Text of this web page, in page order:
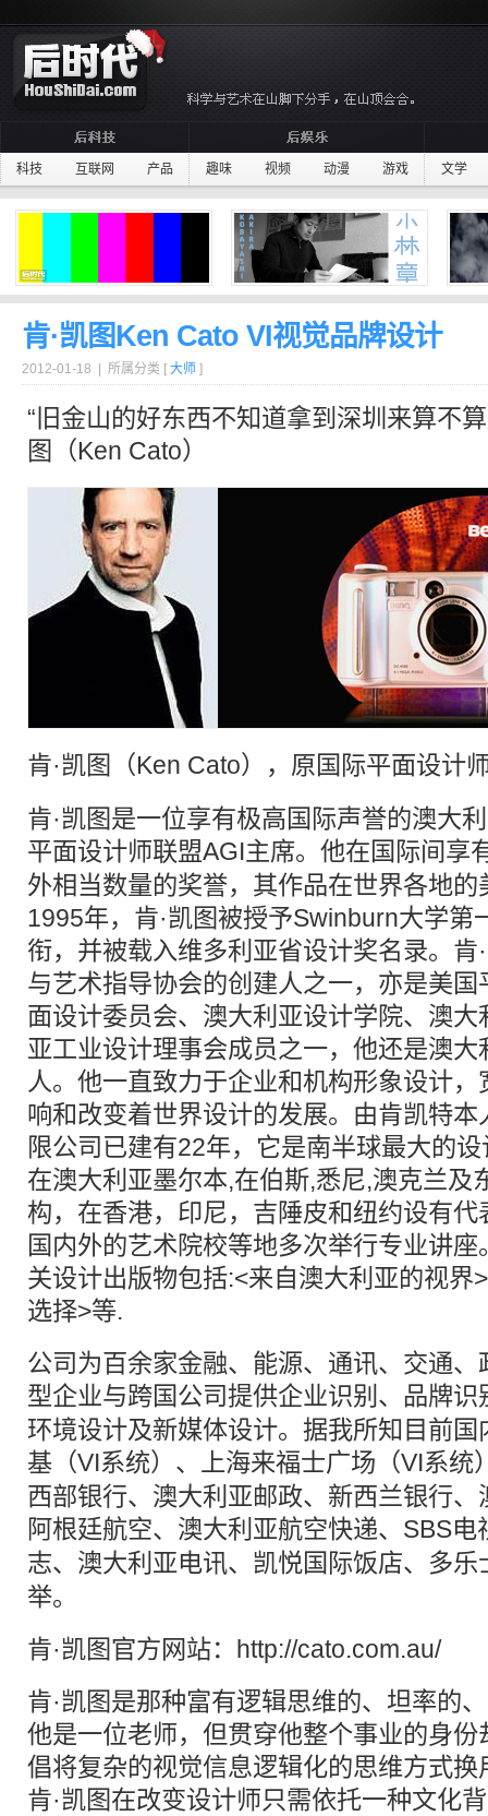
科技 互联网 产品 趣味 视频 动漫 游戏 文学
肯·凯图Ken Cato VI视觉品牌设计
2012-01-18 | 所属分类 [ 大师 ]
“旧金山的好东西不知道拿到深圳来算不
图（Ken Cato）
肯·凯图（Ken Cato），原国际平面设计
肯·凯图是一位享有极高国际声誉的澳大
平面设计师联盟AGI主席。他在国际间享
外相当数量的奖誉，其作品在世界各地
1995年，肯·凯图被授予Swinburn大学第
衔，并被载入维多利亚省设计奖名录。肯
与艺术指导协会的创建人之一，亦是美
面设计委员会、澳大利亚设计学院、澳
亚工业设计理事会成员之一，他还是澳
人。他一直致力于企业和机构形象设计
响和改变着世界设计的发展。由肯凯特
限公司已建有22年，它是南半球最大的
在澳大利亚墨尔本,在伯斯,悉尼,澳克兰及
构，在香港，印尼，吉陲皮和纽约设有
国内外的艺术院校等地多次举行专业讲
关设计出版物包括:<来自澳大利亚的视界
选择>等.
公司为百余家金融、能源、通讯、交通
型企业与跨国公司提供企业识别、 品牌识
环境设计及新媒体设计。据我所知目前
基（VI系统）、上海来福士广场（VI系统
西部银行、澳大利亚邮政、新西兰银行
阿根廷航空、澳大利亚航空快递、SBS
志、澳大利亚电讯、凯悦国际饭店、多
举。
肯·凯图官方网站：
http://cato.com.au/
肯·凯图是那种富有逻辑思维的、坦率的
他是一位老师，但贯穿他整个事业的身
倡将复杂的视觉信息逻辑化的思维方式
肯·凯图在改变设计师只需依托一种文化